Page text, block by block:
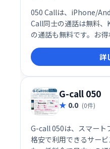
050 Callは、iPhone/
Call同士の通話は無料、
の通話も無料です。お
す。手軽で便利なコミ
ぜひご利用ください。詳
G-call 050
0.0 (0件)
G-call 050は、スマート
格安で利用できるサー